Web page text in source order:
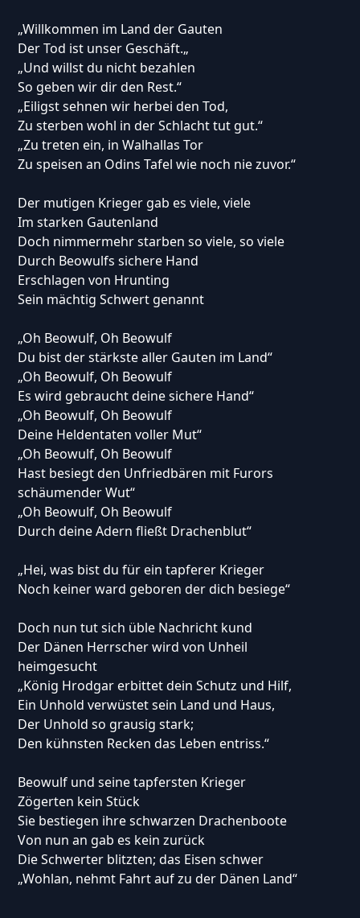
„Willkommen im Land der Gauten
Der Tod ist unser Geschäft.„
„Und willst du nicht bezahlen
So geben wir dir den Rest.“
„Eiligst sehnen wir herbei den Tod,
Zu sterben wohl in der Schlacht tut gut.“
„Zu treten ein, in Walhallas Tor
Zu speisen an Odins Tafel wie noch nie zuvor.“
Der mutigen Krieger gab es viele, viele
Im starken Gautenland
Doch nimmermehr starben so viele, so viele
Durch Beowulfs sichere Hand
Erschlagen von Hrunting
Sein mächtig Schwert genannt
„Oh Beowulf, Oh Beowulf
Du bist der stärkste aller Gauten im Land“
„Oh Beowulf, Oh Beowulf
Es wird gebraucht deine sichere Hand“
„Oh Beowulf, Oh Beowulf
Deine Heldentaten voller Mut“
„Oh Beowulf, Oh Beowulf
Hast besiegt den Unfriedbären mit Furors
schäumender Wut“
„Oh Beowulf, Oh Beowulf
Durch deine Adern fließt Drachenblut“
„Hei, was bist du für ein tapferer Krieger
Noch keiner ward geboren der dich besiege“
Doch nun tut sich üble Nachricht kund
Der Dänen Herrscher wird von Unheil
heimgesucht
„König Hrodgar erbittet dein Schutz und Hilf,
Ein Unhold verwüstet sein Land und Haus,
Der Unhold so grausig stark;
Den kühnsten Recken das Leben entriss.“
Beowulf und seine tapfersten Krieger
Zögerten kein Stück
Sie bestiegen ihre schwarzen Drachenboote
Von nun an gab es kein zurück
Die Schwerter blitzten; das Eisen schwer
„Wohlan, nehmt Fahrt auf zu der Dänen Land“